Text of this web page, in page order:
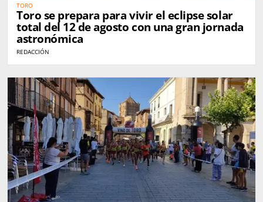
TORO
Toro se prepara para vivir el eclipse solar
total del 12 de agosto con una gran jornada
astronómica
REDACCIÓN